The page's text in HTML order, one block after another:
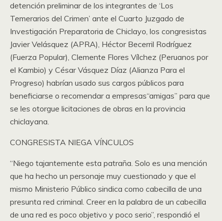
detención preliminar de los integrantes de ‘Los
Temerarios del Crimen’ ante el Cuarto Juzgado de
Investigación Preparatoria de Chiclayo, los congresistas
Javier Velásquez (APRA), Héctor Becerril Rodríguez
(Fuerza Popular), Clemente Flores Vílchez (Peruanos por
el Kambio) y César Vásquez Díaz (Alianza Para el
Progreso) habrían usado sus cargos públicos para
beneficiarse o recomendar a empresas“amigas” para que
se les otorgue licitaciones de obras en la provincia
chiclayana.
CONGRESISTA NIEGA VÍNCULOS
“Niego tajantemente esta patraña. Solo es una mención
que ha hecho un personaje muy cuestionado y que el
mismo Ministerio Público sindica como cabecilla de una
presunta red criminal. Creer en la palabra de un cabecilla
de una red es poco objetivo y poco serio”, respondió el